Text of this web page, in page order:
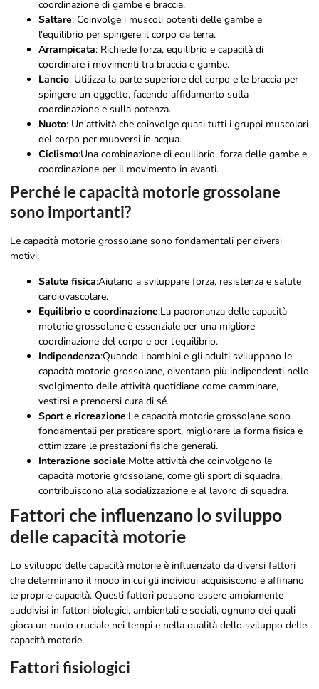
coordinazione di gambe e braccia.
Saltare: Coinvolge i muscoli potenti delle gambe e
l'equilibrio per spingere il corpo da terra.
Arrampicata: Richiede forza, equilibrio e capacità di
coordinare i movimenti tra braccia e gambe.
Lancio: Utilizza la parte superiore del corpo e le braccia per
spingere un oggetto, facendo affidamento sulla
coordinazione e sulla potenza.
Nuoto: Un'attività che coinvolge quasi tutti i gruppi muscolari
del corpo per muoversi in acqua.
Ciclismo:Una combinazione di equilibrio, forza delle gambe e
coordinazione per il movimento in avanti.
Perché le capacità motorie grossolane
sono importanti?
Le capacità motorie grossolane sono fondamentali per diversi
motivi:
Salute fisica:Aiutano a sviluppare forza, resistenza e salute
cardiovascolare.
Equilibrio e coordinazione:La padronanza delle capacità
motorie grossolane è essenziale per una migliore
coordinazione del corpo e per l'equilibrio.
Indipendenza:Quando i bambini e gli adulti sviluppano le
capacità motorie grossolane, diventano più indipendenti nello
svolgimento delle attività quotidiane come camminare,
vestirsi e prendersi cura di sé.
Sport e ricreazione:Le capacità motorie grossolane sono
fondamentali per praticare sport, migliorare la forma fisica e
ottimizzare le prestazioni fisiche generali.
Interazione sociale:Molte attività che coinvolgono le
capacità motorie grossolane, come gli sport di squadra,
contribuiscono alla socializzazione e al lavoro di squadra.
Fattori che influenzano lo sviluppo
delle capacità motorie
Lo sviluppo delle capacità motorie è influenzato da diversi fattori
che determinano il modo in cui gli individui acquisiscono e affinano
le proprie capacità. Questi fattori possono essere ampiamente
suddivisi in fattori biologici, ambientali e sociali, ognuno dei quali
gioca un ruolo cruciale nei tempi e nella qualità dello sviluppo delle
capacità motorie.
Fattori fisiologici